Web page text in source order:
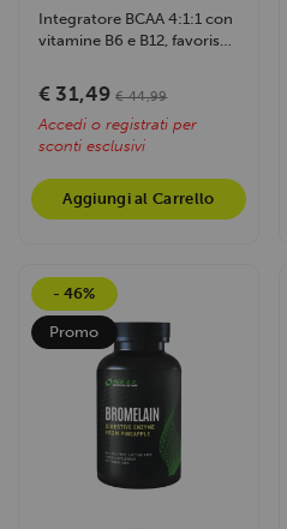
Integratore BCAA 4:1:1 con
vitamine B6 e B12, favorisce
energia e...
€ 31,49 € 44,99
Accedi o registrati per
sconti esclusivi
Aggiungi al Carrello
- 46%
Promo